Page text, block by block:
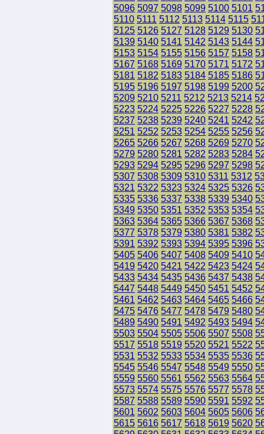
5096 5097 5098 5099 5100 5101
5110 5111 5112 5113 5114 5115
5125 5126 5127 5128 5129 5130
5139 5140 5141 5142 5143 5144
5153 5154 5155 5156 5157 5158
5167 5168 5169 5170 5171 5172
5181 5182 5183 5184 5185 5186
5195 5196 5197 5198 5199 5200
5209 5210 5211 5212 5213 5214
5223 5224 5225 5226 5227 5228
5237 5238 5239 5240 5241 5242
5251 5252 5253 5254 5255 5256
5265 5266 5267 5268 5269 5270
5279 5280 5281 5282 5283 5284
5293 5294 5295 5296 5297 5298
5307 5308 5309 5310 5311 5312
5321 5322 5323 5324 5325 5326
5335 5336 5337 5338 5339 5340
5349 5350 5351 5352 5353 5354
5363 5364 5365 5366 5367 5368
5377 5378 5379 5380 5381 5382
5391 5392 5393 5394 5395 5396
5405 5406 5407 5408 5409 5410
5419 5420 5421 5422 5423 5424
5433 5434 5435 5436 5437 5438
5447 5448 5449 5450 5451 5452
5461 5462 5463 5464 5465 5466
5475 5476 5477 5478 5479 5480
5489 5490 5491 5492 5493 5494
5503 5504 5505 5506 5507 5508
5517 5518 5519 5520 5521 5522
5531 5532 5533 5534 5535 5536
5545 5546 5547 5548 5549 5550
5559 5560 5561 5562 5563 5564
5573 5574 5575 5576 5577 5578
5587 5588 5589 5590 5591 5592
5601 5602 5603 5604 5605 5606
5615 5616 5617 5618 5619 5620